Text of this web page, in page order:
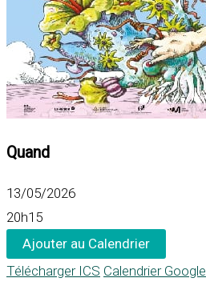
Quand
13/05/2026
20h15
Ajouter au Calendrier
Télécharger ICS Calendrier Google